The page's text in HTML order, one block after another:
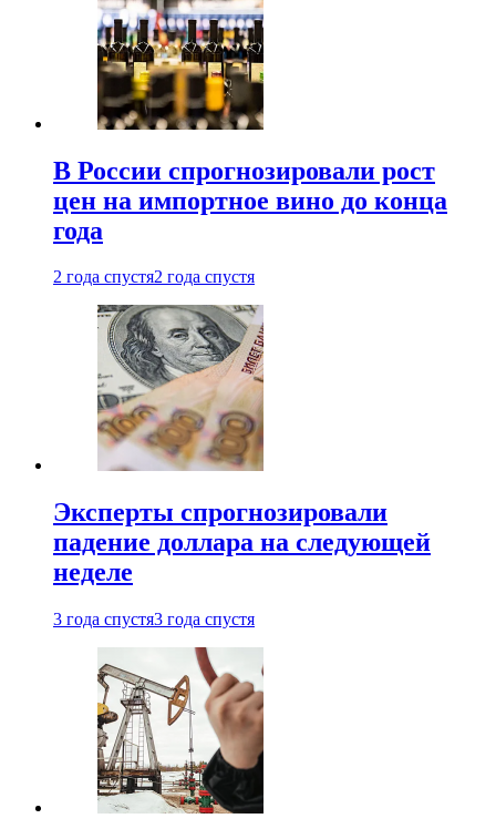
В России спрогнозировали рост
цен на импортное вино до конца
года
2 года спустя2 года спустя
Эксперты спрогнозировали
падение доллара на следующей
неделе
3 года спустя3 года спустя